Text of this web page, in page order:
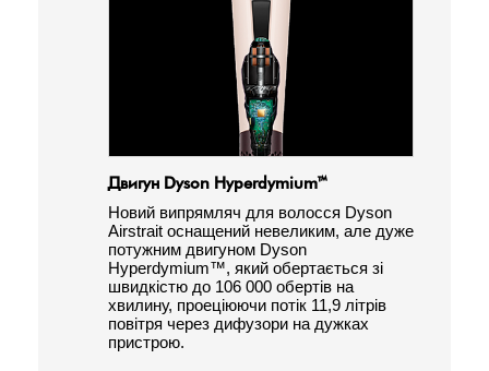
Двигун Dyson Hyperdymium™
Новий випрямляч для волосся Dyson
Airstrait оснащений невеликим, але дуже
потужним двигуном Dyson
Hyperdymium™, який обертається зі
швидкістю до 106 000 обертів на
хвилину, проеціюючи потік 11,9 літрів
повітря через дифузори на дужках
пристрою.